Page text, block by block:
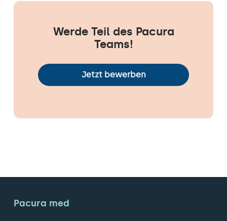
Werde Teil des Pacura
Teams!
Jetzt bewerben
Pacura med